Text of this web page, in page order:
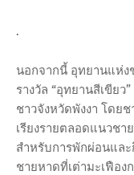
.
นอกจากนี้ อุทยานแห่ง
รางวัล “อุทยานสีเขีย
ชาวจังหวัดพังงา โดย
เรียงรายตลอดแนวชา
สำหรับการพักผ่อนแล
ชายหาดที่เต่ามะเฟือง